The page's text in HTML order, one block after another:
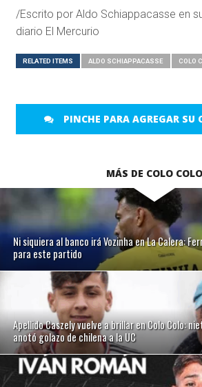
/Escrito por Aldo Schiappacasse en
diario El Mercurio
RELATED ITEMS ALDO SCHIAPPACASSE COLO
PINCHE PARA AGREGAR SU
MÁS DE COLO COLO
Ni siquiera al banco irá Vozinha en La Calera:
para este partido
Apellido Caszely vuelve a brillar en Colo Colo:
anotó golazo de chilena a la UC